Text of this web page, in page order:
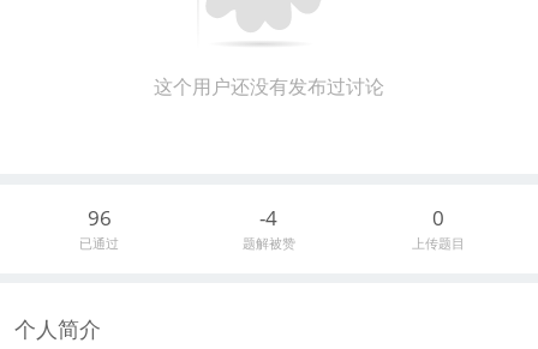
这个用户还没有发布过讨论
96
已通过
-4
题解被赞
0
上传题目
个人简介